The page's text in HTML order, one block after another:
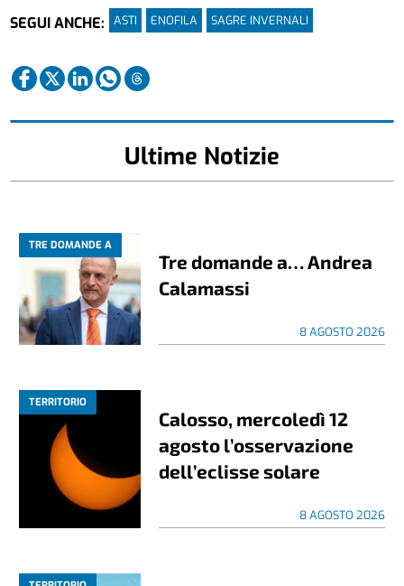
SEGUI ANCHE:
ASTI ENOFILA SAGRE INVERNALI
Ultime Notizie
TRE DOMANDE A
Tre domande a… Andrea
Calamassi
8 AGOSTO 2026
TERRITORIO
Calosso, mercoledì 12
agosto l’osservazione
dell’eclisse solare
8 AGOSTO 2026